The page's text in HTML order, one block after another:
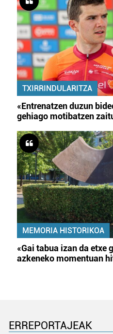
TXIRRINDULARITZA
«Entrenatzen duzun
gehiago motibatzen
MEMORIA HISTORIKOA
«Gai tabua izan da etxe
azkeneko momentuan
ERREPORTAJEAK